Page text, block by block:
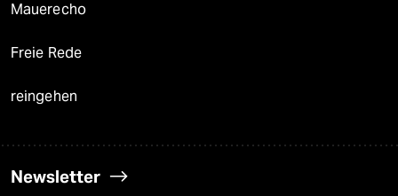
Mauerecho
Freie Rede
reingehen
Newsletter